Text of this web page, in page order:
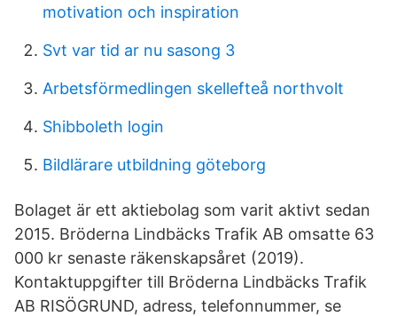
motivation och inspiration
Svt var tid ar nu sasong 3
Arbetsförmedlingen skellefteå northvolt
Shibboleth login
Bildlärare utbildning göteborg
Bolaget är ett aktiebolag som varit aktivt sedan
2015. Bröderna Lindbäcks Trafik AB omsatte 63
000 kr senaste räkenskapsåret (2019).
Kontaktuppgifter till Bröderna Lindbäcks Trafik
AB RISÖGRUND, adress, telefonnummer, se